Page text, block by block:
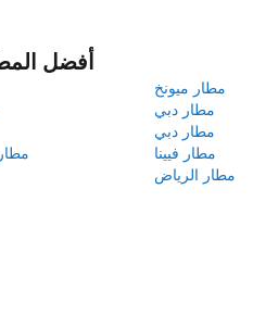
أفضل
مطار ميونخ
مطار دبي
مطار دبي
مطار فيينا
مطار الرياض